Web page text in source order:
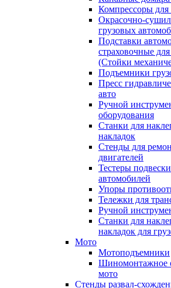
Компрессоры для
Окрасочно-
грузовых
Подставки
страховочные
(Стойки
Подъемники
Пресс
авто
Ручной
оборудования
Станки для
накладок
Стенды для
двигателей
Тестеры
автомобилей
Упоры
Тележки для
Ручной
Станки для
накладок для
Мото
Мотоподъемники
Шиномонтажное
мото
Стенды развал-